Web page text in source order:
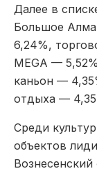
Далее в
Большое
6,24%,
MEGA —
каньон —
отдыха —
Среди
объектов